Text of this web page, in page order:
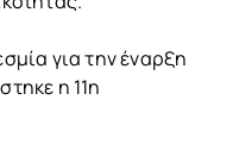
για την έναρξη
η 11η